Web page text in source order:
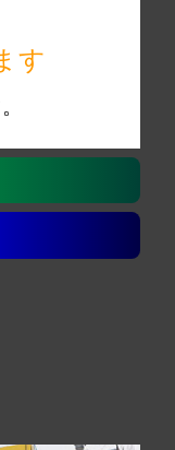
す